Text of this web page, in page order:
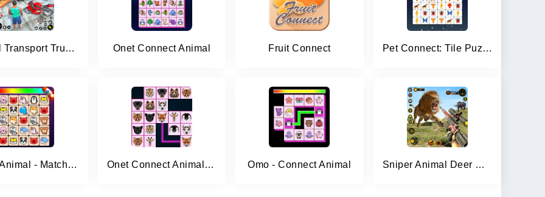
Animal Transport Truck Game 3D Onet Connect Animal Fruit Connect Pet Connect: Tile Puzzle Match
Match Animal - Match Game Onet Connect Animal Game Omo - Connect Animal Sniper Animal Deer Hunter Game